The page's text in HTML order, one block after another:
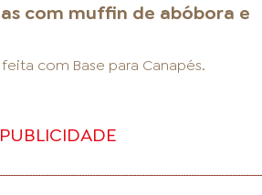
com muffin de abóbora e
feita com Base para Canapés.
PUBLICIDADE